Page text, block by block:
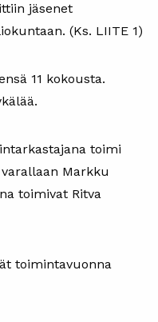
jäsenet
(Ks. LIITE 1)
11 kokousta.
toimi
Markku
toimivat Ritva
toimintavuonna